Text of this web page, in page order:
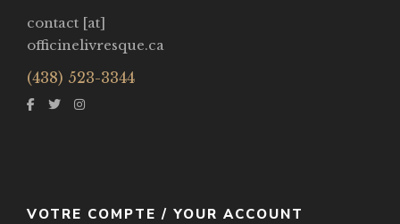
contact [at]
officinelivresque.ca
(438) 523-3344
VOTRE COMPTE / YOUR ACCOUNT